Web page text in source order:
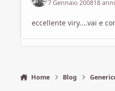
7 Gennaio 200818 anni
eccellente viry....vai e
Home Blog